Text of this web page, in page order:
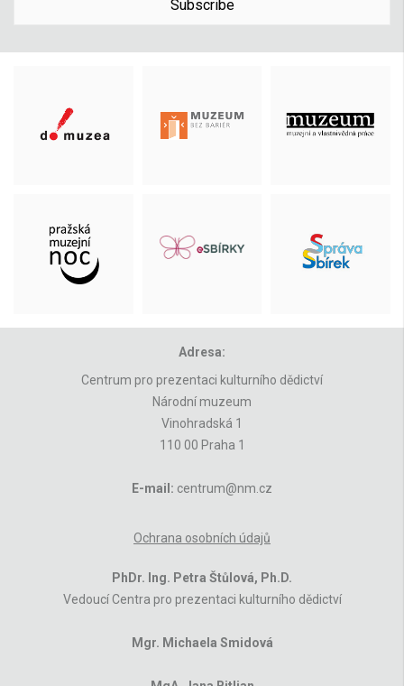
Subscribe
Adresa:
Centrum pro prezentaci kulturního dědictví
Národní muzeum
Vinohradská 1
110 00 Praha 1
E-mail: centrum@nm.cz
Ochrana osobních údajů
PhDr. Ing. Petra Štůlová, Ph.D.
Vedoucí Centra pro prezentaci kulturního dědictví
Mgr. Michaela Smidová